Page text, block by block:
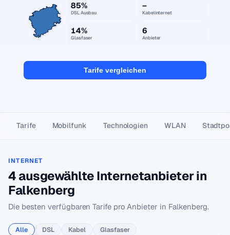
85%
DSL Ausbau
–
Kabelinternet
14%
Glasfaser
6
Anbieter
Tarife vergleichen
Tarife Mobilfunk Technologien WLAN
INTERNET
4 ausgewählte Internetanbieter in
Falkenberg
Die besten verfügbaren Tarife pro Anbieter in Falkenberg.
Alle DSL Kabel Glasfaser